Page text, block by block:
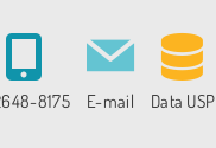
8175 E-mail Data USP